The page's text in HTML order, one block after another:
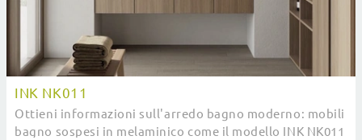
INK NK011
Ottieni informazioni sull'arredo bagno moderno: mobili
bagno sospesi in melaminico come il modello INK NK011